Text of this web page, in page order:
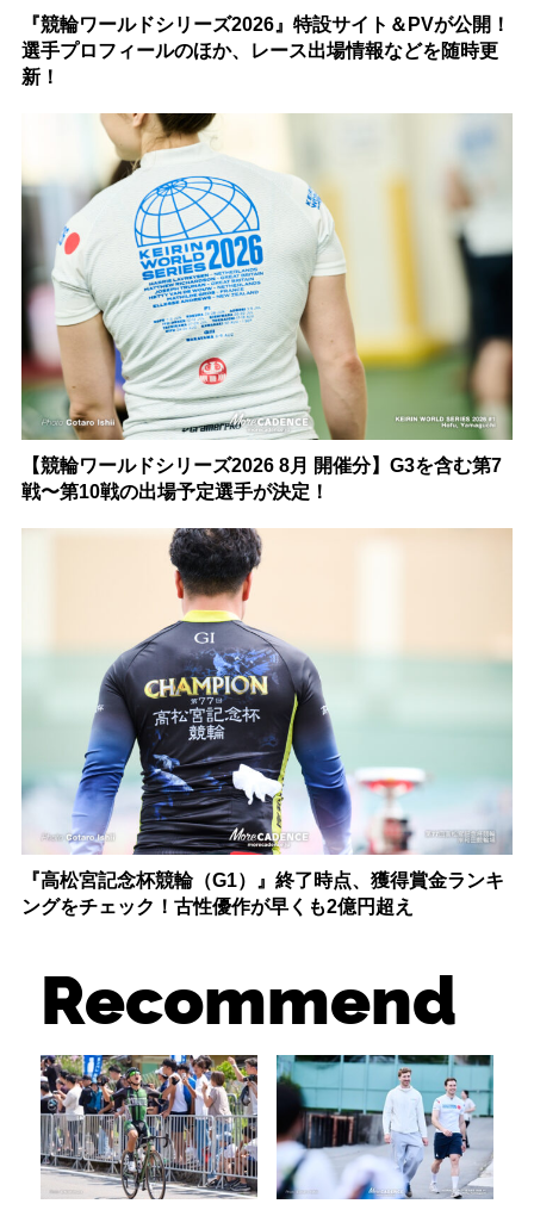
『競輪ワールドシリーズ2026』特設サイト＆PVが公開！
選手プロフィールのほか、レース出場情報などを随時更
新！
【競輪ワールドシリーズ2026 8月 開催分】G3を含む第7
戦〜第10戦の出場予定選手が決定！
『高松宮記念杯競輪（G1）』終了時点、獲得賞金ランキ
ングをチェック！古性優作が早くも2億円超え
Recommend